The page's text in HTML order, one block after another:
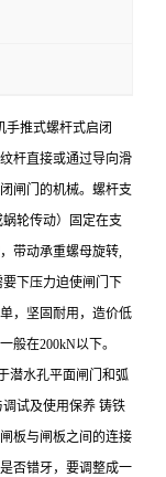
手推式螺杆式启闭
杆直接或通过导向滑
闸门的机械。螺杆支
轮传动）固定在支
带动承重螺母旋转,
下压力迫使闸门下
，坚固耐用，造价低
般在200kN以下。
潜水孔平面闸门和弧
试及使用保养 铸铁
板与闸板之间的连接
否错牙，要调整成一